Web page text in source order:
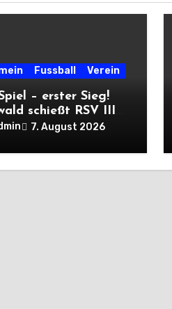
Fussball Verein
– erster Sieg!
schießt RSV III
zu
7. August 2026